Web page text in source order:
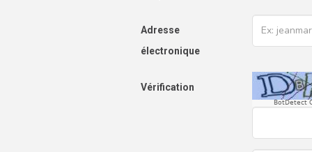
Adresse
électronique
Vérification
BotDetect